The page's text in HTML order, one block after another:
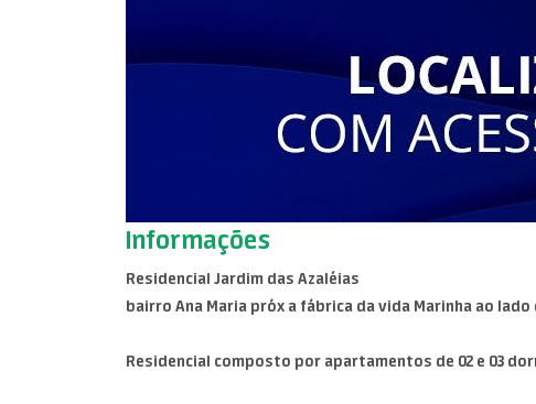
Informações
Residencial Jardim das Azaléias
bairro Ana Maria próx a fábrica da vida Marinha ao lado
Residencial composto por apartamentos de 02 e 03